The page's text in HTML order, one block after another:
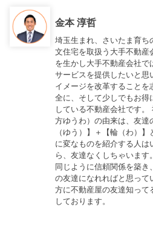
金本 淳哲
埼玉生まれ、さいたま育ち
文住宅を取扱う大手不動産
を生かし大手不動産会社で
サービスを提供したいと思
イメージを改革すること
全に、そして少しでもお得
している不動産会社です
方ゆうわ）の由来は、友
（ゆう）】＋【輪（わ）
に変なものを紹介する人
ら、友達なくしちゃいます
同じように信頼関係を築
の友達になれればと思っ
方に不動産屋の友達知って
しております。